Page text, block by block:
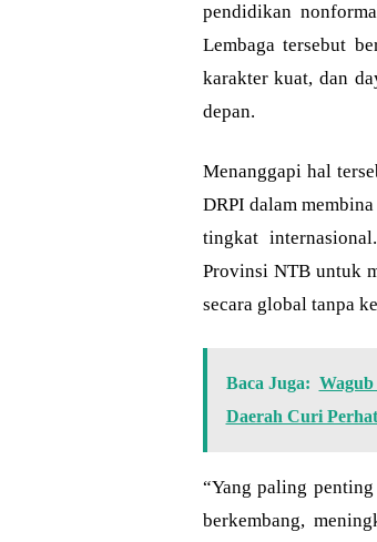
pendidikan
Lembaga tersebut
karakter kuat, dan
depan.
Menanggapi hal
DRPI dalam
tingkat
Provinsi NTB untuk
secara global tanpa
Baca Juga:
Daerah Curi
“Yang paling
berkembang,